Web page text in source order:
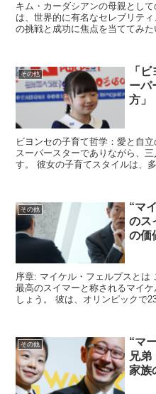
キム・カーダシアンの母親とし
は、世界的に有名なセレブリテ
の挑戦と成功に焦点を当ててみ
その他
「
ーパ
方」
ビヨンセの子育て哲学：愛と自
スーパースターでありながら、
す。 彼女の子育てスタイルは、
その他
“マ
のス
の価
序章: マイケル・フェルプスとは
最高のスイマーと称されるマイ
しょう。 彼は、オリンピックで
その他
“マ
兄弟
家族